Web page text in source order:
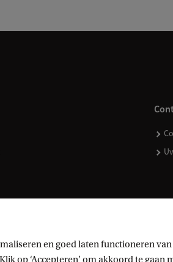
en goed laten functioneren
op ‘Accepteren’ om akkoord te gaan